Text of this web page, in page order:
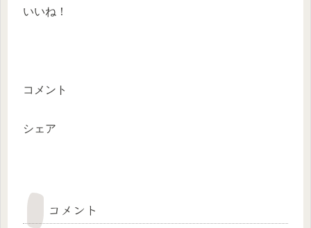
いいね！
コメント
シェア
コメント